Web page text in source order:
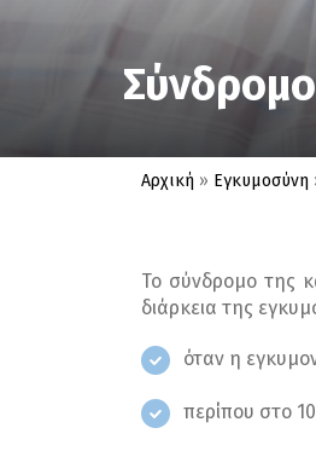
Αρχική » Εγκυμοσύνη
Το σύνδρομο της
διάρκεια της
όταν η
περίπου στο